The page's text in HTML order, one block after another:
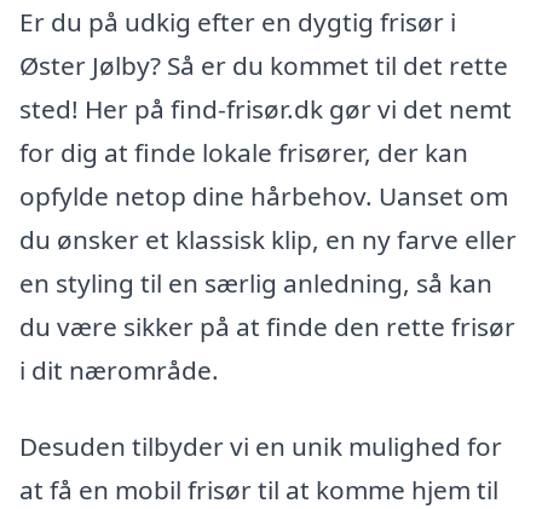
Er du på udkig efter en dygtig frisør i
Øster Jølby? Så er du kommet til det rette
sted! Her på find-frisør.dk gør vi det nemt
for dig at finde lokale frisører, der kan
opfylde netop dine hårbehov. Uanset om
du ønsker et klassisk klip, en ny farve eller
en styling til en særlig anledning, så kan
du være sikker på at finde den rette frisør
i dit nærområde.
Desuden tilbyder vi en unik mulighed for
at få en mobil frisør til at komme hjem til